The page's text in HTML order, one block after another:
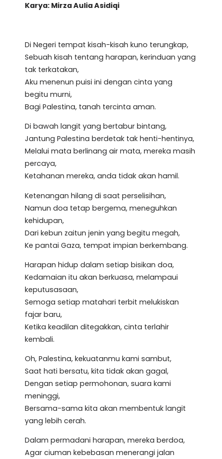
Karya: Mirza Aulia Asidiqi
Di Negeri tempat kisah-kisah kuno terungkap,
Sebuah kisah tentang harapan, kerinduan yang
tak terkatakan,
Aku menenun puisi ini dengan cinta yang
begitu murni,
Bagi Palestina, tanah tercinta aman.
Di bawah langit yang bertabur bintang,
Jantung Palestina berdetak tak henti-hentinya,
Melalui mata berlinang air mata, mereka masih
percaya,
Ketahanan mereka, anda tidak akan hamil.
Ketenangan hilang di saat perselisihan,
Namun doa tetap bergema, meneguhkan
kehidupan,
Dari kebun zaitun jenin yang begitu megah,
Ke pantai Gaza, tempat impian berkembang.
Harapan hidup dalam setiap bisikan doa,
Kedamaian itu akan berkuasa, melampaui
keputusasaan,
Semoga setiap matahari terbit melukiskan
fajar baru,
Ketika keadilan ditegakkan, cinta terlahir
kembali.
Oh, Palestina, kekuatanmu kami sambut,
Saat hati bersatu, kita tidak akan gagal,
Dengan setiap permohonan, suara kami
meninggi,
Bersama-sama kita akan membentuk langit
yang lebih cerah.
Dalam permadani harapan, mereka berdoa,
Agar ciuman kebebasan menerangi jalan